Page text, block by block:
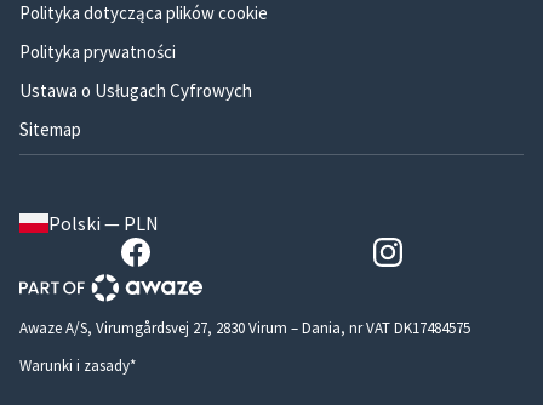
Polityka dotycząca plików cookie
Polityka prywatności
Ustawa o Usługach Cyfrowych
Sitemap
Polski — PLN
Awaze A/S, Virumgårdsvej 27, 2830 Virum – Dania, nr VAT DK17484575
Warunki i zasady*